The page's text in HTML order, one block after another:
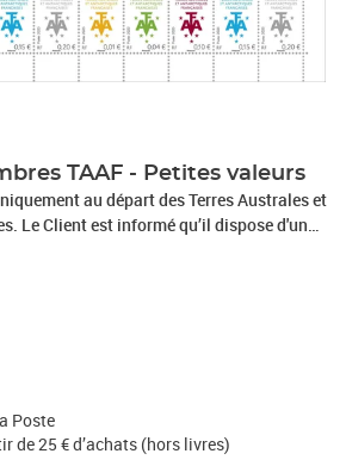
TAAF - Petites valeurs
au départ des Terres Australes et
Le Client est informé qu’il dispose d'un
de la date de réception de sa
annexe 1 des CGV par voie postale :
Boutique - 99 999 La Poste Cedex
Poste
de 25 € d’achats (hors livres)